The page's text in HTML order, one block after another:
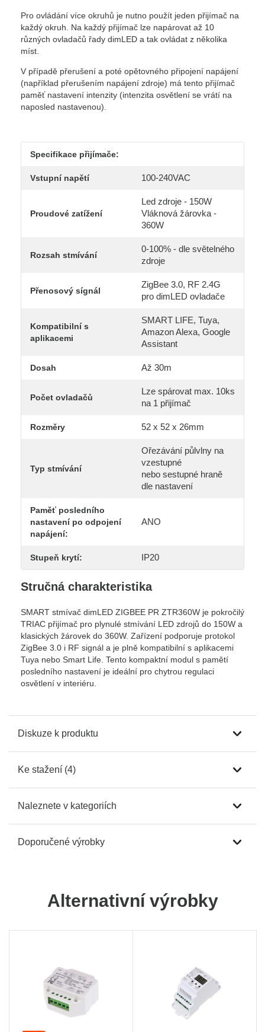
Pro ovládání více okruhů je nutno použít jeden přijímač na
každý okruh. Na každý přijímač lze napárovat až 10
různých ovladačů řady dimLED a tak ovládat z několika
míst.
V případě přerušení a poté opětovného připojení napájení
(například přerušením napájení zdroje) má tento přijímač
paměť nastavení intenzity (intenzita osvětlení se vrátí na
naposled nastavenou).
Specifikace přijímače:
Vstupní napětí 100-240VAC
Proudové zatížení
Led zdroje - 150W
Vláknová žárovka -
360W
Rozsah stmívání
0-100% - dle světelného
zdroje
Přenosový sígnál
ZigBee 3.0, RF 2.4G
pro dimLED ovladače
Kompatibilní s
aplikacemi
SMART LIFE, Tuya,
Amazon Alexa, Google
Assistant
Dosah Až 30m
Počet ovladačů
Lze spárovat max. 10ks
na 1 přijímač
Rozměry 52 x 52 x 26mm
Typ stmívání
Ořezávání půlvlny na
vzestupné
nebo sestupné hraně
dle nastavení
Paměť posledního
nastavení po odpojení
napájení:
ANO
Stupeň krytí: IP20
Stručná charakteristika
SMART stmívač dimLED ZIGBEE PR ZTR360W je pokročilý
TRIAC přijímač pro plynulé stmívání LED zdrojů do 150W a
klasických žárovek do 360W. Zařízení podporuje protokol
ZigBee 3.0 i RF signál a je plně kompatibilní s aplikacemi
Tuya nebo Smart Life. Tento kompaktní modul s pamětí
posledního nastavení je ideální pro chytrou regulaci
osvětlení v interiéru.
Diskuze k produktu
Ke stažení (4)
Naleznete v kategoriích
Doporučené výrobky
Alternativní výrobky